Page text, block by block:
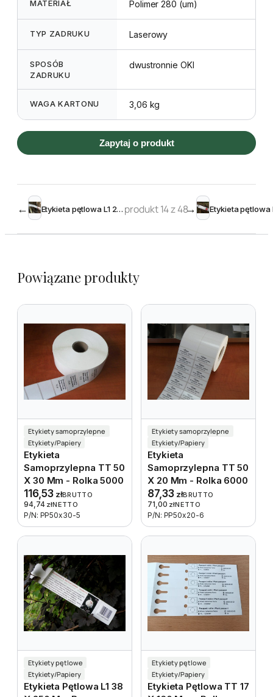
MATERIAŁ Polimer 280 (um)
TYP ZADRUKU Laserowy
SPOSÓB
ZADRUKU
dwustronnie OKI
WAGA KARTONU 3,06 kg
Zapytaj o produkt
← Etykieta pętlowa L1 25 x 250 mm (200szt.) produkt 14 z 48→
Powiązane produkty
Etykiety samoprzylepne
Etykiety/Papiery
Etykieta
Samoprzylepna TT 50
X 30 Mm - Rolka 5000
116,53 złBRUTTO
94,74 złNETTO
P/N: PP50x30-5
Etykiety samoprzylepne
Etykiety/Papiery
Etykieta
Samoprzylepna TT 50
X 20 Mm - Rolka 6000
87,33 złBRUTTO
71,00 złNETTO
P/N: PP50x20-6
Etykiety pętlowe
Etykiety/Papiery
Etykieta Pętlowa L1 38
Etykiety pętlowe
Etykiety/Papiery
Etykieta Pętlowa TT 17